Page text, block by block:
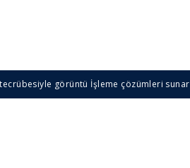
tecrübesiyle görüntü İşleme çözümleri sunar